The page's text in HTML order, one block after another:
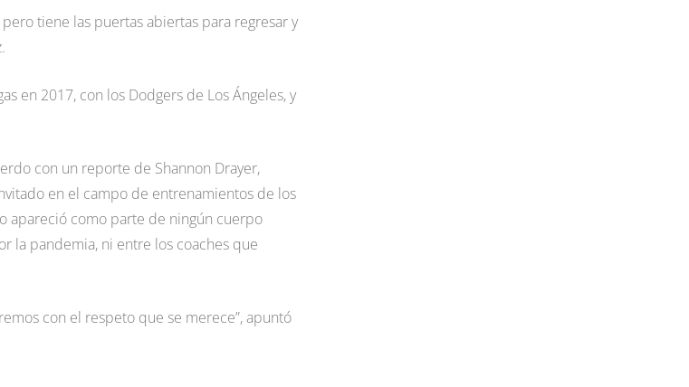
tiene las puertas abiertas para regresar y
en 2017, con los Dodgers de Los Ángeles, y
con un reporte de Shannon Drayer,
en el campo de entrenamientos de los
apareció como parte de ningún cuerpo
la pandemia, ni entre los coaches que
con el respeto que se merece”, apuntó